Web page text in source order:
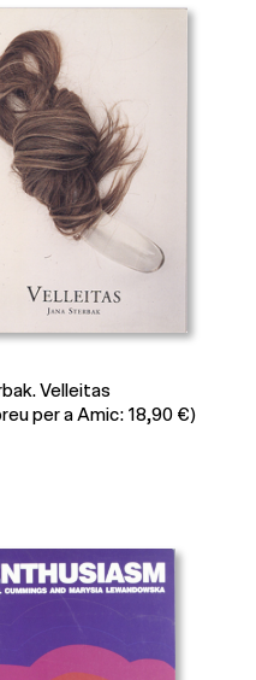
Velleitas
per a Amic: 18,90 €)